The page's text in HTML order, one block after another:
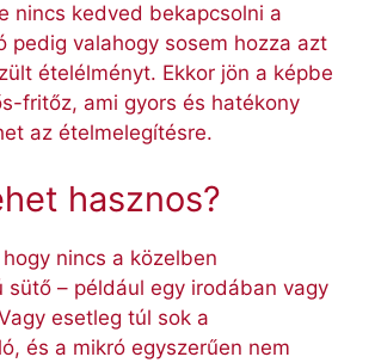
nincs kedved bekapcsolni a
pedig valahogy sosem hozza azt
ételélményt. Ekkor jön a képbe
fritőz, ami gyors és hatékony
az ételmelegítésre.
hasznos?
nincs a közelben
sütő – például egy irodában vagy
esetleg túl sok a
és a mikró egyszerűen nem